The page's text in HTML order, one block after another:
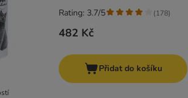
482 Kč
Rating: 3.7/5 (178)
Přidat do košíku